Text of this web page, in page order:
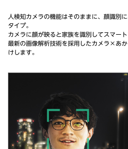
人検知カメラの機能はそのままに、顔識別
タイプ。
カメラに顔が映ると家族を識別してスマート
最新の画像解析技術を採用したカメラ×あ
けします。